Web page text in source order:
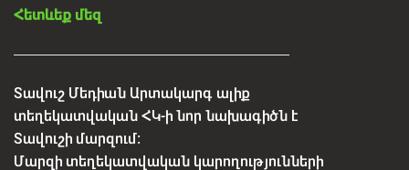
Հետևեք մեզ
Տավուշ Մեդիան Արտակարգ ալիք
տեղեկատվական ՀԿ-ի նոր նախագիծն է
Տավուշի մարզում:
Մարզի տեղեկատվական կարողությունների